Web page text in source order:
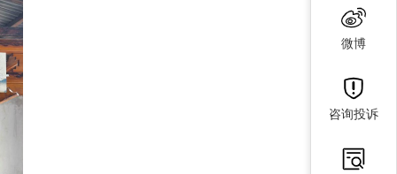
微博
咨询投诉